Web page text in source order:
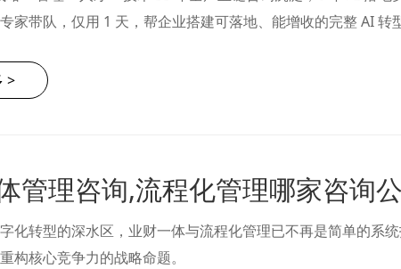
家带队，仅用 1 天，帮企业搭建可落地、能增收的完整 AI 转
>
化转型的深水区，业财一体与流程化管理已不再是简单的系
构核心竞争力的战略命题。